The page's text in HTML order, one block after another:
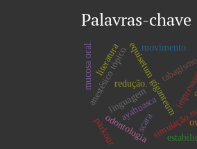
Palavras-chave
scara
equisetum giganteum
ayahuasca
redução.
movimento.
anestésico tópico
odontologia
mucosa oral.
parkour
literatura
linguagem